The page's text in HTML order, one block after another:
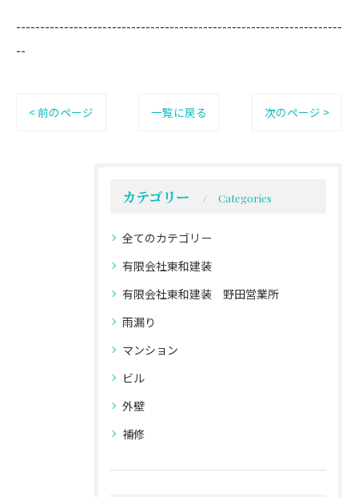
--------------------------------------------------------------------
--
< 前のページ 一覧に戻る 次のページ >
カテゴリー Categories
全てのカテゴリー
有限会社東和建装
有限会社東和建装 野田営業所
雨漏り
マンション
ビル
外壁
補修